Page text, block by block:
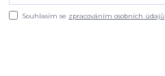
Souhlasím se zpracováním osobních údajů